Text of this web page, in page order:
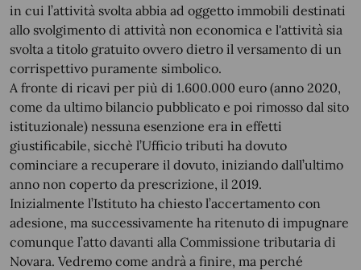
in cui l’attività svolta abbia ad oggetto immobili destinati
allo svolgimento di attività non economica e l'attività sia
svolta a titolo gratuito ovvero dietro il versamento di un
corrispettivo puramente simbolico.
A fronte di ricavi per più di 1.600.000 euro (anno 2020,
come da ultimo bilancio pubblicato e poi rimosso dal sito
istituzionale) nessuna esenzione era in effetti
giustificabile, sicchè l’Ufficio tributi ha dovuto
cominciare a recuperare il dovuto, iniziando dall’ultimo
anno non coperto da prescrizione, il 2019.
Inizialmente l’Istituto ha chiesto l’accertamento con
adesione, ma successivamente ha ritenuto di impugnare
comunque l’atto davanti alla Commissione tributaria di
Novara. Vedremo come andrà a finire, ma perché